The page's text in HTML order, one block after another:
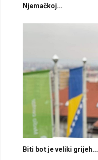
Njemačkoj...
Biti bot je veliki grijeh...